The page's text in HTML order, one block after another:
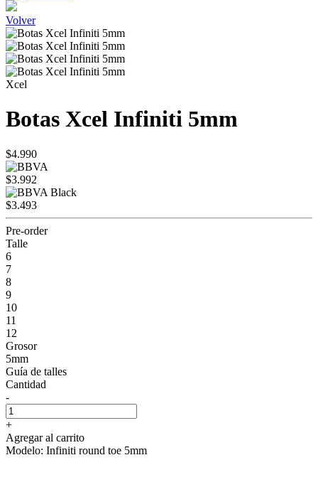
Volver
Xcel
Botas Xcel Infiniti 5mm
$4.990
$3.992
$3.493
Pre-order
Talle
6
7
8
9
10
11
12
Grosor
5mm
Guía de talles
Cantidad
-
+
Agregar al carrito
Modelo: Infiniti round toe 5mm